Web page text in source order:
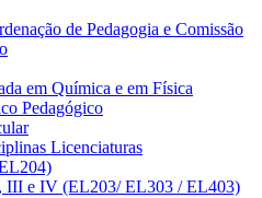
de Pedagogia e Comissão
em Química e em Física
Pedagógico
Licenciaturas
III e IV (EL203/ EL303 / EL403)